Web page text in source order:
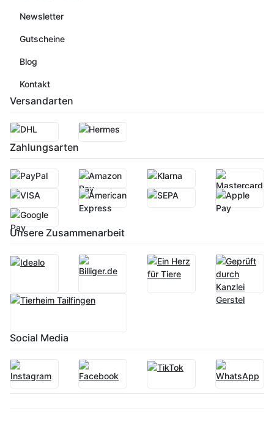
Newsletter
Gutscheine
Blog
Kontakt
Versandarten
Zahlungsarten
Unsere Zusammenarbeit
Social Media